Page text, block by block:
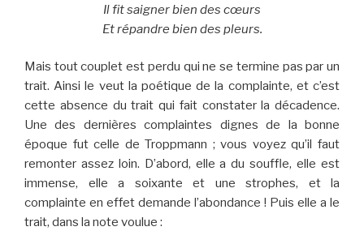
Il fit saigner bien des cœurs
Et répandre bien des pleurs.
Mais tout couplet est perdu qui ne se termine pas par un
trait. Ainsi le veut la poétique de la complainte, et c’est
cette absence du trait qui fait constater la décadence.
Une des dernières complaintes dignes de la bonne
époque fut celle de Troppmann ; vous voyez qu’il faut
remonter assez loin. D’abord, elle a du souffle, elle est
immense, elle a soixante et une strophes, et la
complainte en effet demande l’abondance ! Puis elle a le
trait, dans la note voulue :